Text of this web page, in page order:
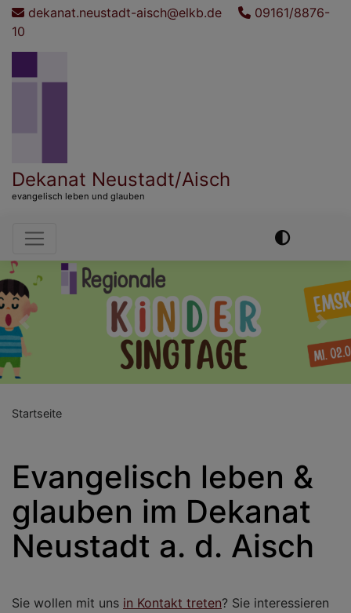
Direkt
zum
dekanat.neustadt-aisch@elkb.de
09161/8876-
10
Dekanat Neustadt/Aisch
evangelisch leben und glauben
Hauptnavigation
Startseite
Evangelisch leben &
glauben im Dekanat
Neustadt a. d. Aisch
Sie wollen mit uns in Kontakt treten? Sie interessieren